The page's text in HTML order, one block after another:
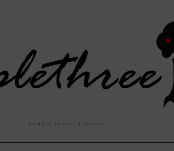
Food | Travel | Games